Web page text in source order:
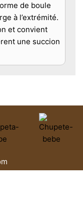
de boule
à l’extrémité.
et convient
une succion